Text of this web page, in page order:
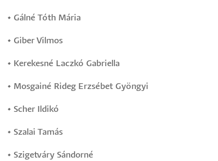
• Gálné Tóth Mária
• Giber Vilmos
• Kerekesné Laczkó Gabriella
• Mosgainé Rideg Erzsébet Gyöngyi
• Scher Ildikó
• Szalai Tamás
• Szigetváry Sándorné